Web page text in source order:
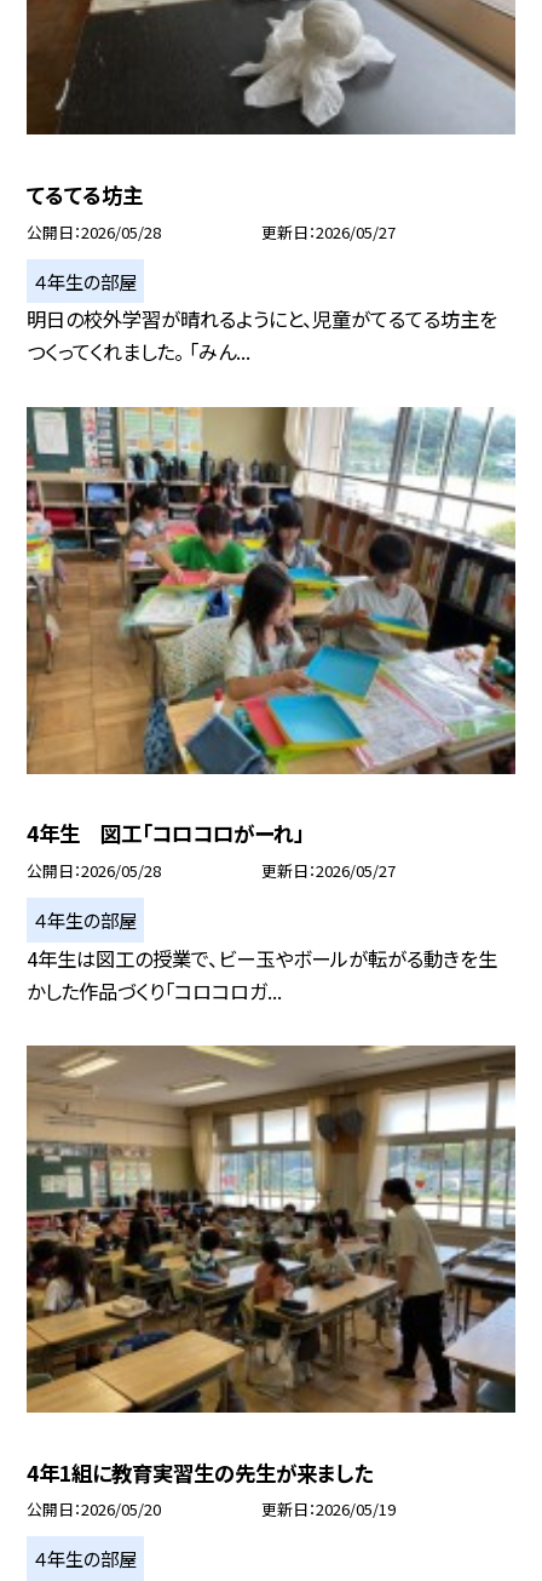
てるてる坊主
公開日 2026/05/28 更新日 2026/05/27
４年生の部屋
明日の校外学習が晴れるようにと、児童がてるてる坊主を
つくってくれました。 「みん...
4年生 図工「コロコロがーれ」
公開日 2026/05/28 更新日 2026/05/27
４年生の部屋
4年生は図工の授業で、ビー玉やボールが転がる動きを生
かした作品づくり「コロコロガ...
4年1組に教育実習生の先生が来ました
公開日 2026/05/20 更新日 2026/05/19
４年生の部屋